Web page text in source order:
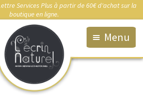
Services Plus à partir de 60€ d'achat sur la
boutique en ligne.
Menu